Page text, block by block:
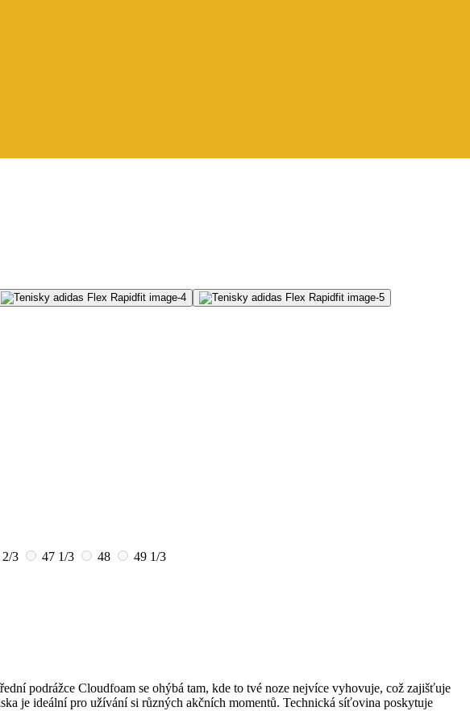
2/3 47 1/3 48
49 1/3
podrážce Cloudfoam se ohýbá tam, kde to tvé noze nejvíce vyhovuje, což zajišťuje
je ideální pro užívání si různých akčních momentů. Technická síťovina poskytuje